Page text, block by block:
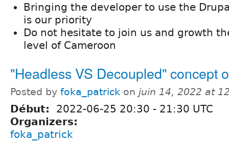
Bringing the developer to use the
is our priority
Do not hesitate to join us and growth
level of Cameroon
"Headless VS Decoupled" concept
Posted by foka_patrick on juin 14, 2022 at
Début: 2022-06-25 20:30 - 21:30 UTC
Organizers:
foka_patrick